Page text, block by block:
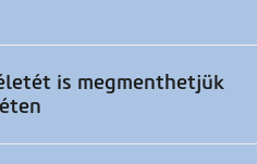
is megmenthetjük